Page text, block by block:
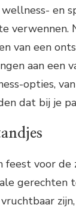
en
verwennen.
van een
aan een
opties,
dat bij je
feest voor
gerechten